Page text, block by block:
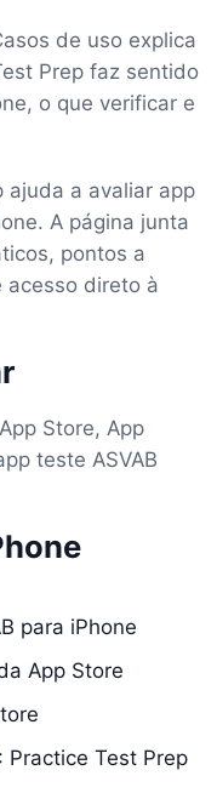
de uso explica
Prep faz sentido
o que verificar e
ajuda a avaliar app
A página junta
pontos a
acesso direto à
Store, App
teste ASVAB
para iPhone
App Store
Practice Test Prep